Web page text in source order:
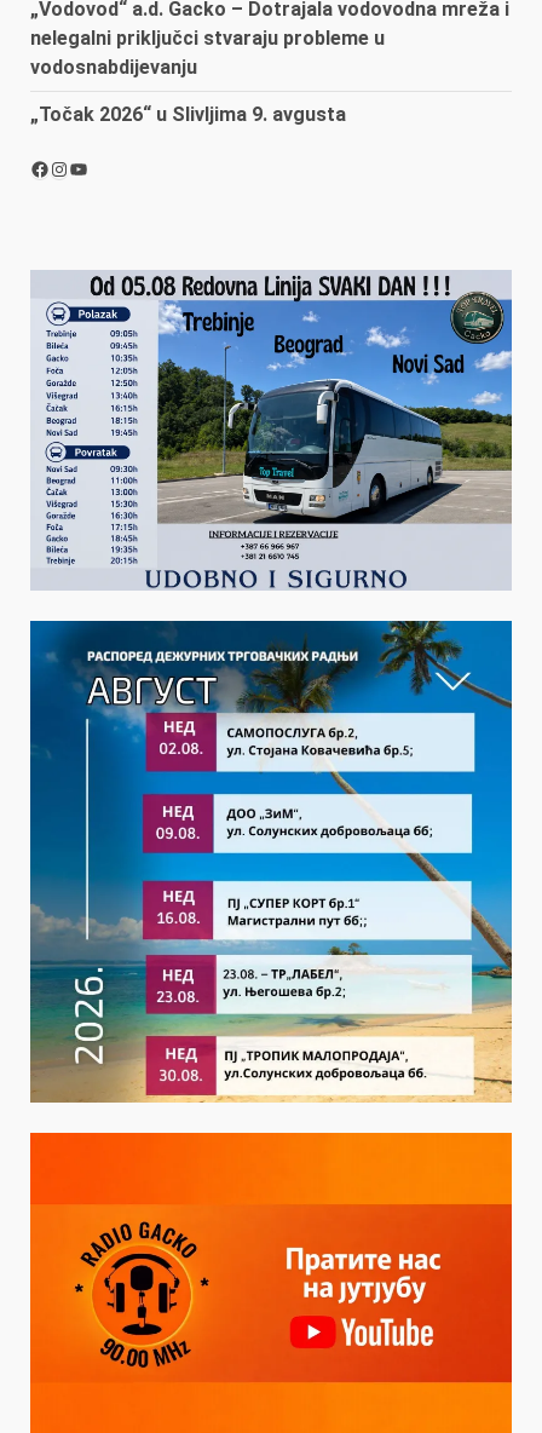
„Vodovod“ a.d. Gacko – Dotrajala vodovodna mreža i
nelegalni priključci stvaraju probleme u
vodosnabdijevanju
„Točak 2026“ u Slivljima 9. avgusta
Facebook
Instagram
YouTube